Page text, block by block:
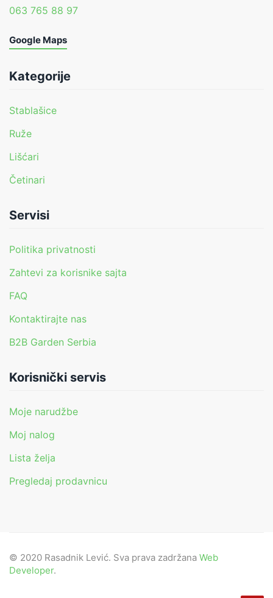
063 765 88 97
Google Maps
Kategorije
Stablašice
Ruže
Lišćari
Četinari
Servisi
Politika privatnosti
Zahtevi za korisnike sajta
FAQ
Kontaktirajte nas
B2B Garden Serbia
Korisnički servis
Moje narudžbe
Moj nalog
Lista želja
Pregledaj prodavnicu
© 2020 Rasadnik Lević. Sva prava zadržana Web
Developer.